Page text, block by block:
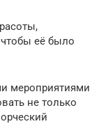
чтобы её было
мероприятиями
не только